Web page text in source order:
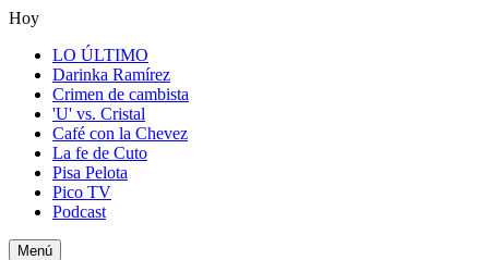
Hoy
LO ÚLTIMO
Darinka Ramírez
Crimen de cambista
'U' vs. Cristal
Café con la Chevez
La fe de Cuto
Pisa Pelota
Pico TV
Podcast
Menú